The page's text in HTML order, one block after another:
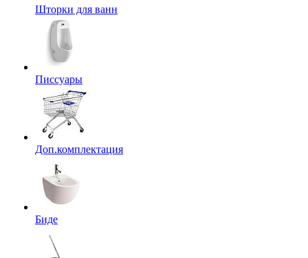
Шторки для ванн
Писсуары
Доп.комплектация
Биде